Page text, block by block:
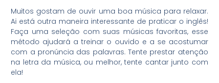
Muitos gostam de ouvir uma boa música para relaxar.
Ai está outra maneira interessante de praticar o inglês!
Faça uma seleção com suas músicas favoritas, esse
método ajudará a treinar o ouvido e a se acostumar
com a pronúncia das palavras. Tente prestar atenção
na letra da música, ou melhor, tente cantar junto com
ela!